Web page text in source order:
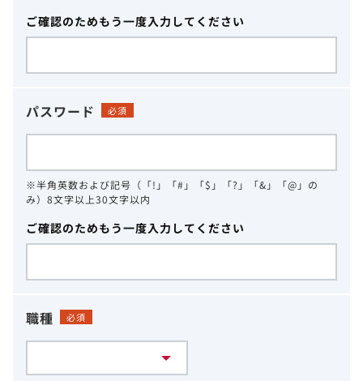
ご確認のためもう一度入力してください
パスワード 必須
※半角英数および記号（「!」「#」「$」「?」「&」「@」の
み）8文字以上30文字以内
ご確認のためもう一度入力してください
職種 必須